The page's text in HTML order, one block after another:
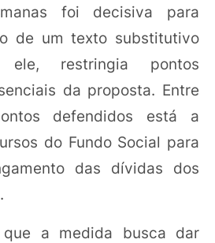
foi decisiva para
de um texto substitutivo
ele, restringia pontos
da proposta. Entre
defendidos está a
do Fundo Social para
das dívidas dos
que a medida busca dar